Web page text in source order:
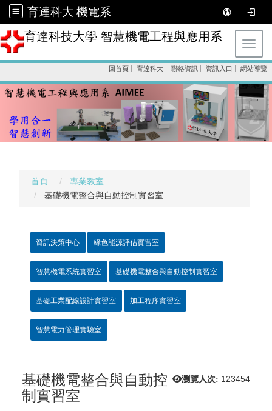
育達科大 機電系
育達科技大學 智慧機電工程與應用系
回首頁 育達科大 聯絡資訊 資訊入口 網站導覽
首頁
專業教室
基礎機電整合與自動控制實習室
資訊決策中心 綠色能源評估實習室
智慧機電系統實習室 基礎機電整合與自動控制實習室
基礎工業配線設計實習室 加工程序實習室
智慧電力管理實驗室
瀏覽人次: 123454
基礎機電整合與自動控
制實習室